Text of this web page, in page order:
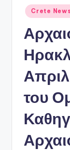
Αναρτήθηκε
σε
Crete
του